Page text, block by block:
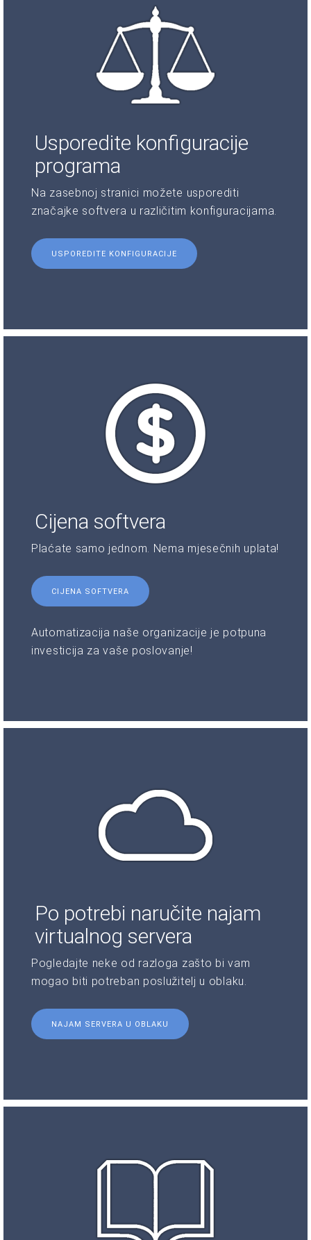
Usporedite konfiguracije
programa
Na zasebnoj stranici možete usporediti
značajke softvera u različitim konfiguracijama.
USPOREDITE KONFIGURACIJE
Cijena softvera
Plaćate samo jednom. Nema mjesečnih uplata!
CIJENA SOFTVERA
Automatizacija naše organizacije je potpuna
investicija za vaše poslovanje!
Po potrebi naručite najam
virtualnog servera
Pogledajte neke od razloga zašto bi vam
mogao biti potreban poslužitelj u oblaku.
NAJAM SERVERA U OBLAKU